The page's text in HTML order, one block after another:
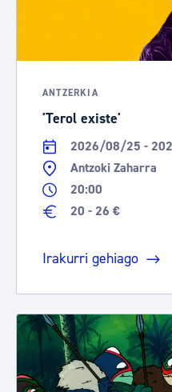
ANTZERKIA
'Terol existe'
2026/08/25 -
Antzoki Zaharra
20:00
20 - 26 €
Irakurri gehiago